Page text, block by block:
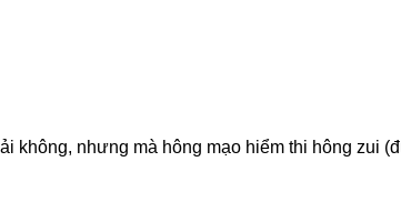
không, nhưng mà hông mạo hiểm thi hông zui